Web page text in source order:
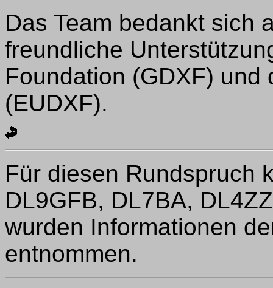
Das Team bedankt sich
freundliche
Foundation (GDXF)
(EUDXF).
Für diesen Rundspruch
DL9GFB, DL7BA,
wurden Informationen
entnommen.